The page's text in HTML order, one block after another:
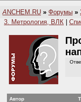
A NCHEM.RU » Форумы »
3. Метрология, ВЛК
Автор